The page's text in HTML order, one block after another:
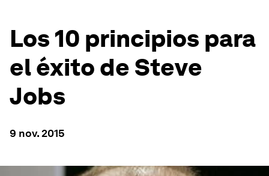
Los 10 principios para
el éxito de Steve
Jobs
9 nov. 2015